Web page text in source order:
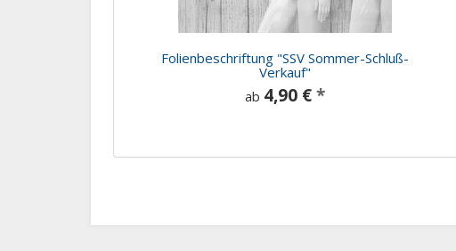
Folienbeschriftung "SSV Sommer-Schluß-
Verkauf"
ab 4,90 € *